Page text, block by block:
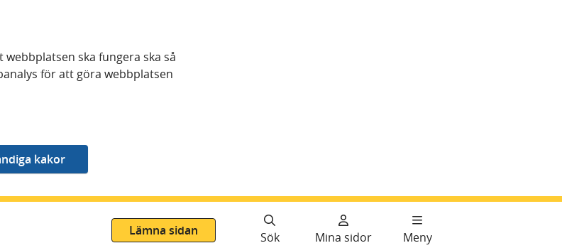
ska fungera ska så
för att göra webbplatsen
Lämna sidan
Sök Mina sidor Meny